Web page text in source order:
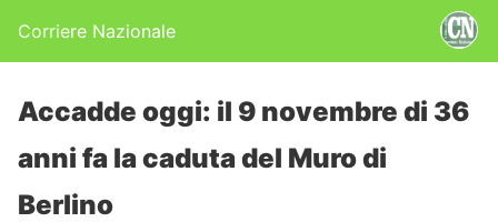
Corriere Nazionale
Accadde oggi: il 9 novembre di 36
anni fa la caduta del Muro di
Berlino